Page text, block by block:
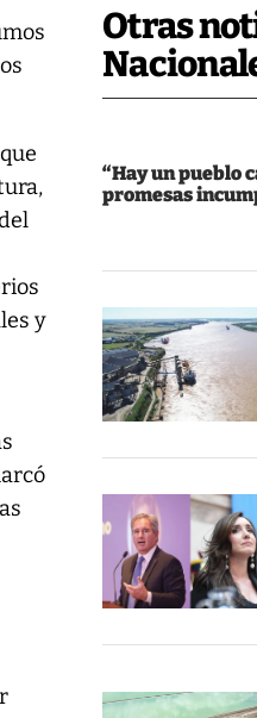
Otras
“Hay un pueblo
promesas
y